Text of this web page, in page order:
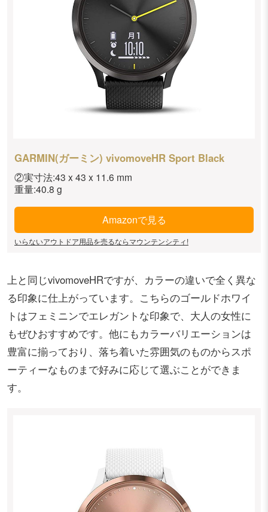
GARMIN(ガーミン) vivomoveHR Sport Black
②実寸法:43 x 43 x 11.6 mm
重量:40.8 g
Amazonで見る
いらないアウトドア用品を売るならマウンテンシティ!
上と同じvivomoveHRですが、カラーの違いで全く異な
る印象に仕上がっています。こちらのゴールドホワイ
トはフェミニンでエレガントな印象で、大人の女性に
もぜひおすすめです。他にもカラーバリエーションは
豊富に揃っており、落ち着いた雰囲気のものからスポ
ーティーなものまで好みに応じて選ぶことができま
す。